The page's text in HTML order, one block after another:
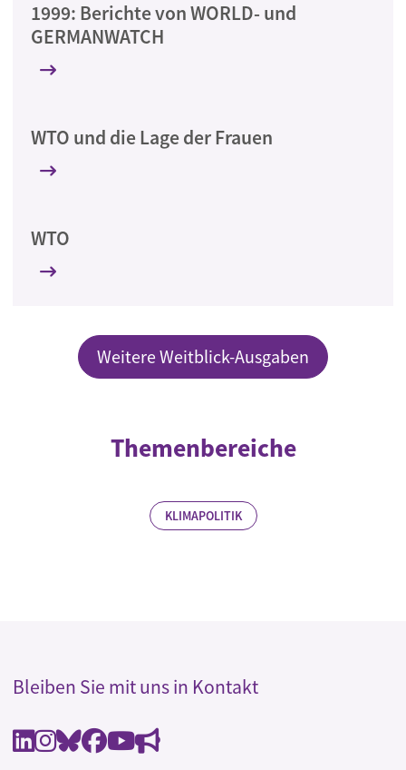
1999: Berichte von WORLD- und
GERMANWATCH
WTO und die Lage der Frauen
WTO
Weitere Weitblick-Ausgaben
Themenbereiche
KLIMAPOLITIK
Bleiben Sie mit uns in Kontakt